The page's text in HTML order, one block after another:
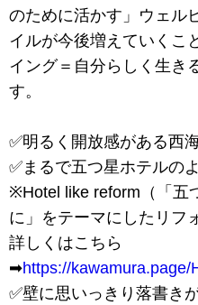
のために活かす」ウェル
イルが今後増えていくこ
イング＝自分らしく生き
す。
✅明るく開放感がある西
✅まるで五つ星ホテルの
※Hotel like reform（「五
に」をテーマにしたリフ
詳しくはこちら
➡https://kawamura.page/
✅壁に思いっきり落書き